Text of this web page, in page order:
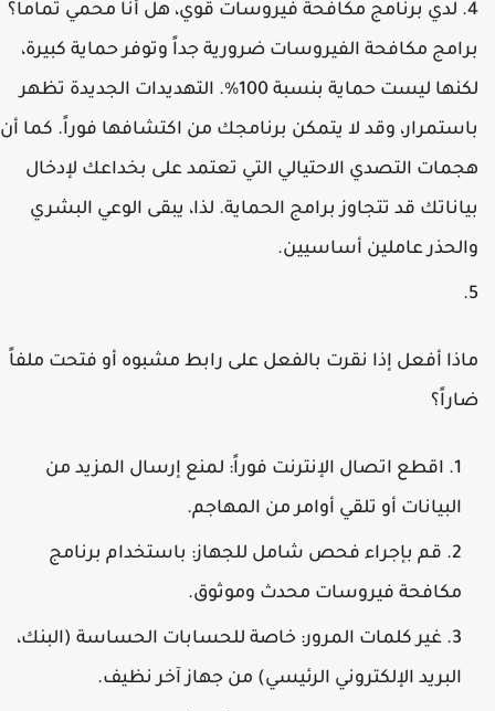
لدي برنامج مكافحة فيروسات قوي، هل أنا محمي تماماً؟
مكافحة الفيروسات ضرورية جداً وتوفر حماية كبيرة،
لكنها ليست حماية بنسبة 100%. التهديدات الجديدة تظهر
وقد لا يتمكن برنامجك من اكتشافها فوراً. كما أن
التصدي الاحتيالي التي تعتمد على بخداعك لإدخال
قد تتجاوز برامج الحماية. لذا، يبقى الوعي البشري
عاملين أساسيين.
أفعل إذا نقرت بالفعل على رابط مشبوه أو فتحت ملفاً
اقطع اتصال الإنترنت فوراً:لمنع إرسال المزيد من
البيانات أو تلقي أوامر من المهاجم.
قم بإجراء فحص شامل للجهاز:باستخدام برنامج
مكافحة فيروسات محدث وموثوق.
غير كلمات المرور:خاصة للحسابات الحساسة (البنك،
البريد الإلكتروني الرئيسي) من جهاز آخر نظيف.